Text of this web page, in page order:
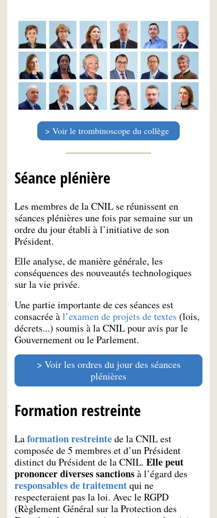
Voir le trombinoscope du collège
Séance plénière
Les membres de la CNIL se réunissent en
séances plénières une fois par semaine sur un
ordre du jour établi à l’initiative de son
Président.
Elle analyse, de manière générale, les
conséquences des nouveautés technologiques
sur la vie privée.
Une partie importante de ces séances est
consacrée àl’examen de projets de textes (lois,
décrets...) soumis à la CNIL pour avis par le
Gouvernement ou le Parlement.
Voir les ordres du jour des séances
plénières
Formation restreinte
Laformation restreintede la CNIL est
composée de 5 membres et d’un Président
distinct du Président de la CNIL. Elle peut
prononcer diverses sanctionsà l’égard des
responsables de traitementqui ne
respecteraient pas la loi. Avec le RGPD
(Règlement Général sur la Protection des